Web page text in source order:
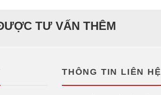
TƯ VẤN THÊM
THÔNG TIN LIÊN HỆ